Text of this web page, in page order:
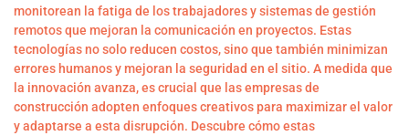
monitorean la fatiga de los trabajadores y sistemas de gestión
remotos que mejoran la comunicación en proyectos. Estas
tecnologías no solo reducen costos, sino que también minimizan
errores humanos y mejoran la seguridad en el sitio. A medida que
la innovación avanza, es crucial que las empresas de
construcción adopten enfoques creativos para maximizar el valor
y adaptarse a esta disrupción. Descubre cómo estas